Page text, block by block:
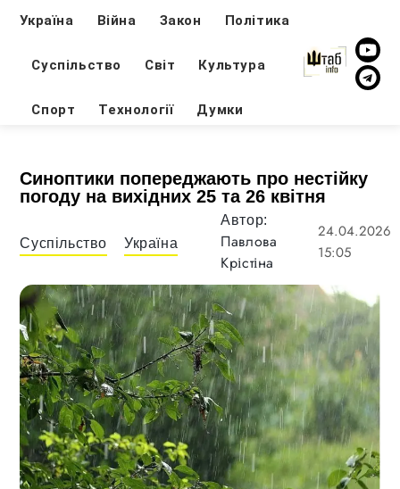
Україна Війна Закон Політика
Суспільство Світ Культура
Спорт Технології Думки
Синоптики попереджають про нестійку
погоду на вихідних 25 та 26 квітня
Суспільство Україна
Автор:
Павлова
Крістіна
24.04.2026
15:05